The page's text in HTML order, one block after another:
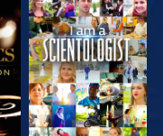
KIJK